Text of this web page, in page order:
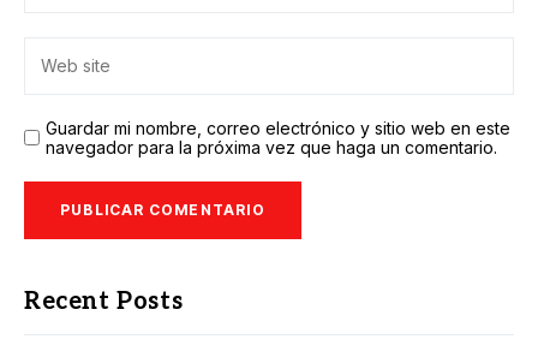
Guardar mi nombre, correo electrónico y sitio web en este
navegador para la próxima vez que haga un comentario.
Recent Posts